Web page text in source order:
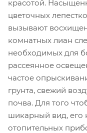
красотой.
цветочных
вызывают
комнатных лиан
необходимых для
рассеянное
частое
грунта, свежий
почва. Для того
шикарный вид, его
отопительных